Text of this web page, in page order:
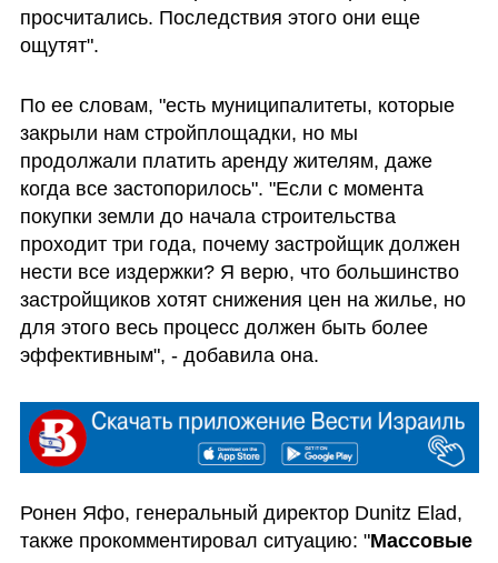
просчитались. Последствия этого они еще
ощутят".
По ее словам, "есть муниципалитеты, которые
закрыли нам стройплощадки, но мы
продолжали платить аренду жителям, даже
когда все застопорилось". "Если с момента
покупки земли до начала строительства
проходит три года, почему застройщик должен
нести все издержки? Я верю, что большинство
застройщиков хотят снижения цен на жилье, но
для этого весь процесс должен быть более
эффективным", - добавила она.
Ронен Яфо, генеральный директор Dunitz Elad,
также прокомментировал ситуацию: "Массовые